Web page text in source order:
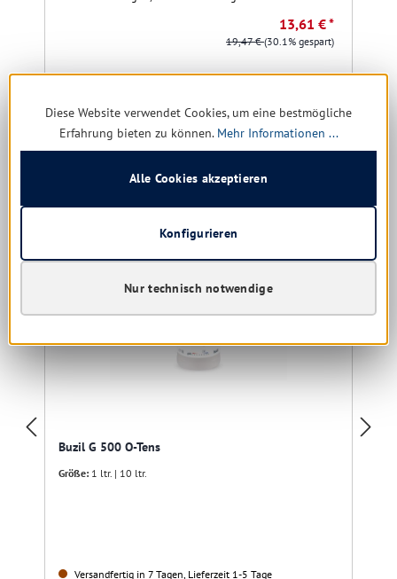
13,61 € *
19,47 €(30.1% gespart)
Buzil G 500 O-Tens
Größe: 1 ltr. | 10 ltr.
Versandfertig in 7 Tagen, Lieferzeit 1-5 Tage
Diese Website verwendet Cookies, um eine bestmögliche
Erfahrung bieten zu können. Mehr Informationen ...
Nur technisch notwendige
Konfigurieren
Alle Cookies akzeptieren